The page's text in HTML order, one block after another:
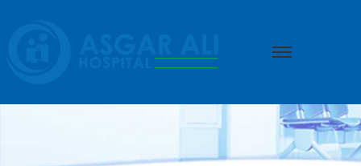
we create hope